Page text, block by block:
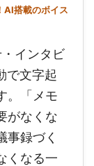
AI搭載のボイス
インタビ
で文字起
。「メモ
がなくな
事録づく
くなる一